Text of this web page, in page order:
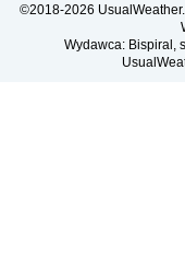
©2018-2026
Wydawca: Bispiral,